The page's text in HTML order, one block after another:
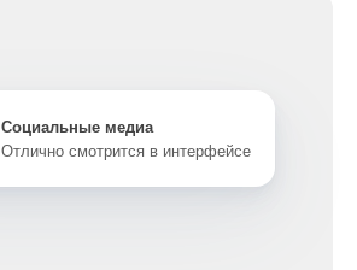
Социальные медиа
Отлично смотрится в интерфейсе